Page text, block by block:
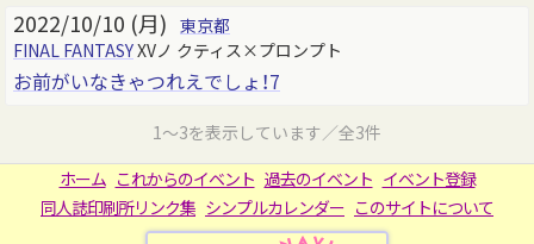
2022/10/10 (月) 東京都
FINAL FANTASYXVノ クティス×プロンプト
お前がいなきゃつれえでしょ！7
1～3を表示しています／全3件
ホーム これからのイベント 過去のイベント イベント登録
同人誌印刷所リンク集 シンプルカレンダー このサイトについて